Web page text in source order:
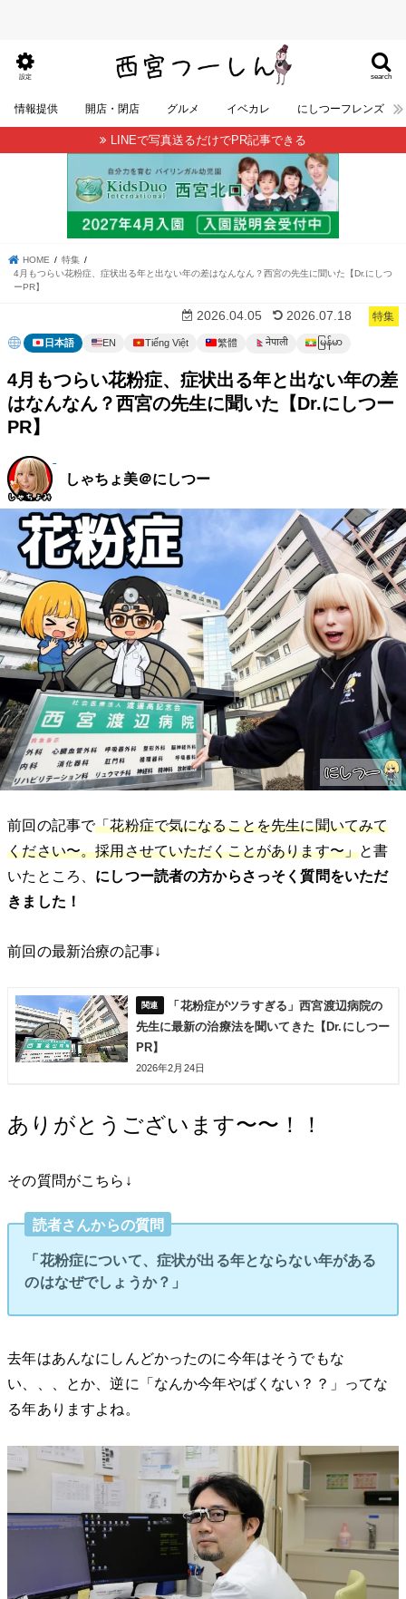
search
設定
情報提供 開店・閉店 グルメ イベカレ にしつーフレンズ
LINEで写真送るだけでPR記事できる
HOME
特集
4月もつらい花粉症、症状出る年と出ない年の差はなんなん？西宮の先生に聞いた【Dr.にしつ
ーPR】
特集
2026.04.05 2026.07.18
日本語 EN Tiếng Việt 繁體 नेपाली မြန်မာ
4月もつらい花粉症、症状出る年と出ない年の差
はなんなん？西宮の先生に聞いた【Dr.にしつー
PR】
しゃちょ美＠にしつー
前回の記事で「花粉症で気になることを先生に聞いてみて
ください〜。採用させていただくことがあります〜」と書
いたところ、 にしつー読者の方からさっそく質問をいただ
きました！
前回の最新治療の記事↓
「花粉症がツラすぎる」西宮渡辺病院の
先生に最新の治療法を聞いてきた【Dr.にしつー
PR】
2026年2月24日
ありがとうございます〜〜！！
その質問がこちら↓
読者さんからの質問
「花粉症について、症状が出る年とならない年がある
のはなぜでしょうか？」
去年はあんなにしんどかったのに今年はそうでもな
い、、、とか、逆に「なんか今年やばくない？？」ってな
る年ありますよね。